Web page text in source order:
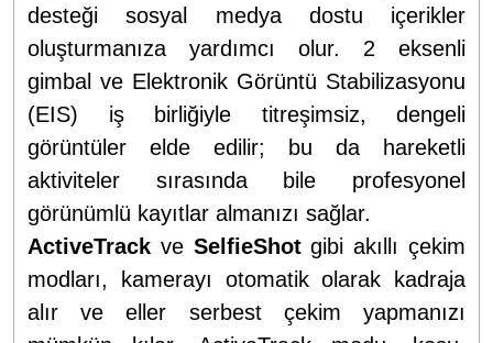
desteği sosyal medya dostu içerikler
oluşturmanıza yardımcı olur. 2 eksenli
gimbal ve Elektronik Görüntü Stabilizasyonu
(EIS) iş birliğiyle titreşimsiz, dengeli
görüntüler elde edilir; bu da hareketli
aktiviteler sırasında bile profesyonel
görünümlü kayıtlar almanızı sağlar.
ActiveTrack ve SelfieShotgibi akıllı çekim
modları, kamerayı otomatik olarak kadraja
alır ve eller serbest çekim yapmanızı